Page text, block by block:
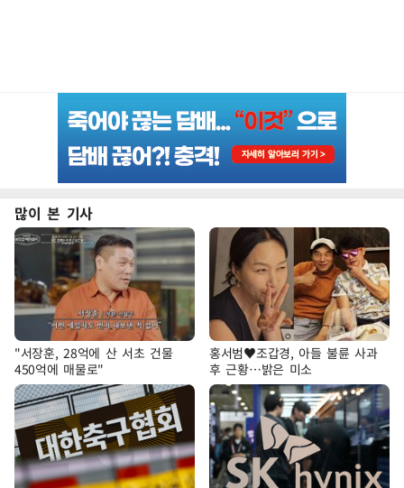
많이 본 기사
"서장훈, 28억에 산 서초 건물
450억에 매물로"
홍서범♥조갑경, 아들 불륜 사과
후 근황…밝은 미소